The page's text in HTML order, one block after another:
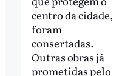
centro da cidade,
foram
consertadas.
Outras obras já
prometidas pelo